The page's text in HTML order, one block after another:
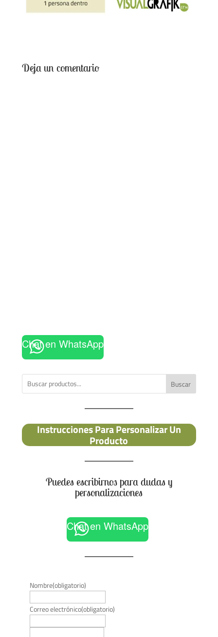
Deja un comentario
Chat en WhatsApp
Buscar
Instrucciones Para Personalizar Un
Producto
Puedes escribirnos para dudas y
personalizaciones
Chat en WhatsApp
Nombre(obligatorio)
Correo electrónico(obligatorio)